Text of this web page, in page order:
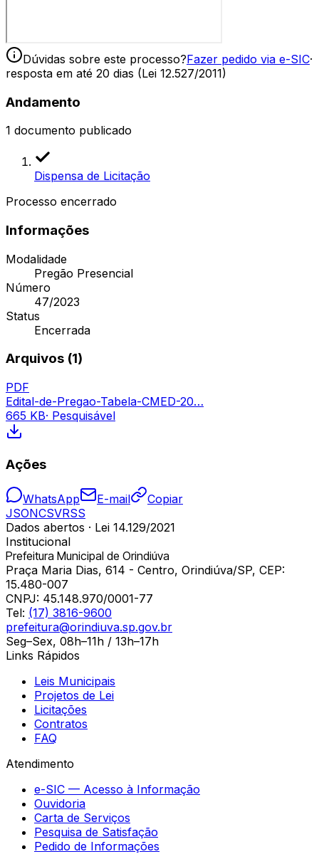
Dúvidas sobre este processo?Fazer pedido via e-SIC·
resposta em até 20 dias (Lei 12.527/2011)
Andamento
1 documento publicado
Dispensa de Licitação
Processo encerrado
Informações
Modalidade
Pregão Presencial
Número
47/2023
Status
Encerrada
Arquivos (1)
PDF
Edital-de-Pregao-Tabela-CMED-20…
665 KB· Pesquisável
Ações
WhatsApp E-mail
Copiar
JSONCSVRSS
Dados abertos · Lei 14.129/2021
Institucional
Prefeitura Municipal de Orindiúva
Praça Maria Dias, 614 - Centro, Orindiúva/SP, CEP:
15.480-007
CNPJ: 45.148.970/0001-77
Tel: (17) 3816-9600
prefeitura@orindiuva.sp.gov.br
Seg–Sex, 08h–11h / 13h–17h
Links Rápidos
Leis Municipais
Projetos de Lei
Licitações
Contratos
FAQ
Atendimento
e-SIC — Acesso à Informação
Ouvidoria
Carta de Serviços
Pesquisa de Satisfação
Pedido de Informações